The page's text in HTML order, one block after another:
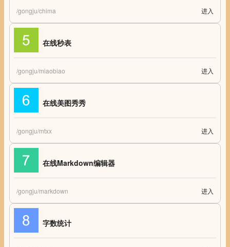
标准尺码对照表 尺码对照表
/gongju/chima 进入
在线秒表
在线秒表 在线秒表计时器 秒表计时器
/gongju/miaobiao 进入
在线美图秀秀
在线美图秀秀
/gongju/mtxx 进入
在线Markdown编辑器
在线Markdown编辑器
/gongju/markdown 进入
字数统计